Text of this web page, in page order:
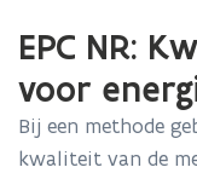
zich
op:
EPC
EPC NR:
voor
Bij een methode
kwaliteit van de